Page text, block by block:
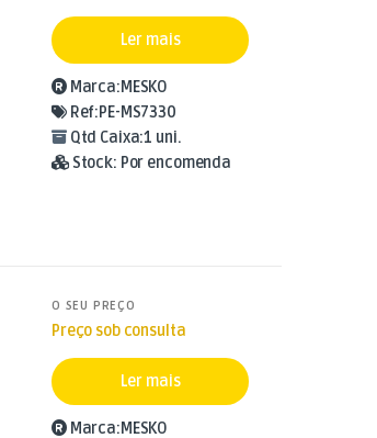
Ler mais
Marca:MESKO
Ref:PE-MS7330
Qtd Caixa:1 uni.
Stock: Por encomenda
O SEU PREÇO
Preço sob consulta
Ler mais
Marca:MESKO